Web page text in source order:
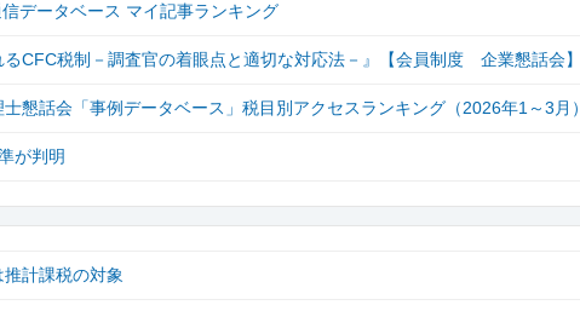
データベース マイ記事ランキング
CFC税制－調査官の着眼点と適切な対応法－』【会員制度 企業懇話会】
懇話会「事例データベース」税目別アクセスランキング（2026年1～3月）
が判明
計課税の対象